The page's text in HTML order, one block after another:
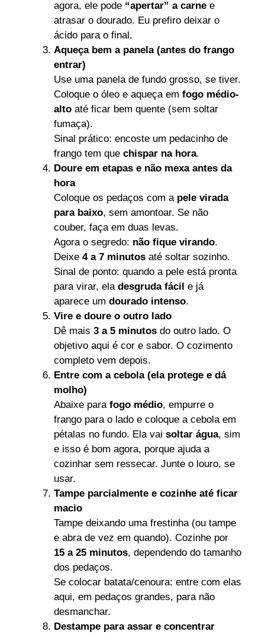
agora, ele pode “apertar” a carne e
atrasar o dourado. Eu prefiro deixar o
ácido para o final.
Aqueça bem a panela (antes do frango
entrar)
Use uma panela de fundo grosso, se tiver.
Coloque o óleo e aqueça em fogo médio-
alto até ficar bem quente (sem soltar
fumaça).
Sinal prático: encoste um pedacinho de
frango tem que chispar na hora.
Doure em etapas e não mexa antes da
hora
Coloque os pedaços com a pele virada
para baixo, sem amontoar. Se não
couber, faça em duas levas.
Agora o segredo: não fique virando.
Deixe 4 a 7 minutos até soltar sozinho.
Sinal de ponto: quando a pele está pronta
para virar, ela desgruda fácil e já
aparece um dourado intenso.
Vire e doure o outro lado
Dê mais 3 a 5 minutos do outro lado. O
objetivo aqui é cor e sabor. O cozimento
completo vem depois.
Entre com a cebola (ela protege e dá
molho)
Abaixe para fogo médio, empurre o
frango para o lado e coloque a cebola em
pétalas no fundo. Ela vai soltar água, sim
e isso é bom agora, porque ajuda a
cozinhar sem ressecar. Junte o louro, se
usar.
Tampe parcialmente e cozinhe até ficar
macio
Tampe deixando uma frestinha (ou tampe
e abra de vez em quando). Cozinhe por
15 a 25 minutos, dependendo do tamanho
dos pedaços.
Se colocar batata/cenoura: entre com elas
aqui, em pedaços grandes, para não
desmanchar.
Destampe para assar e concentrar